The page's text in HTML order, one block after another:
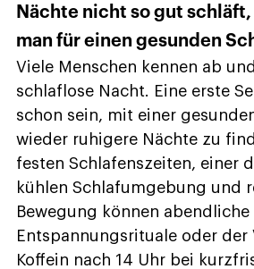
Nächte nicht so gut schläft,
man für einen gesunden
Viele Menschen kennen ab
schlaflose Nacht. Eine erste
schon sein, mit einer
wieder ruhigere Nächte zu
festen Schlafenszeiten, einer
kühlen Schlafumgebung und
Bewegung können abendliche
Entspannungsrituale oder der
Koffein nach 14 Uhr bei